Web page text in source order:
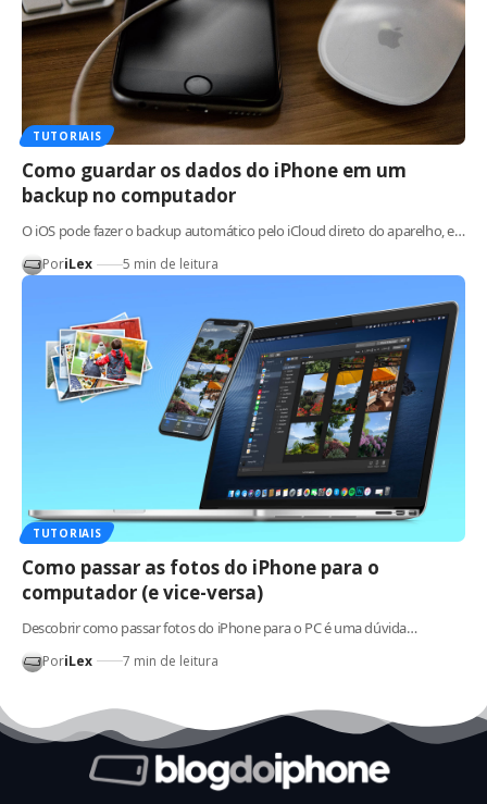
TUTORIAIS
Como guardar os dados do iPhone em um
backup no computador
O iOS pode fazer o backup automático pelo iCloud direto do aparelho, e…
PoriLex 5 min de leitura
TUTORIAIS
Como passar as fotos do iPhone para o
computador (e vice-versa)
Descobrir como passar fotos do iPhone para o PC é uma dúvida…
PoriLex 7 min de leitura